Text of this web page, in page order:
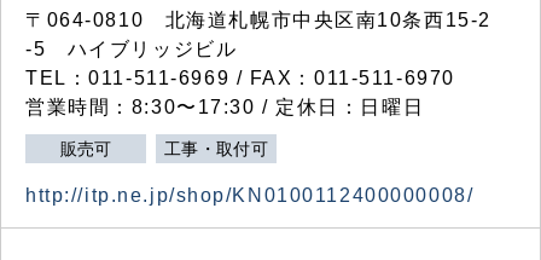
〒064-0810 北海道札幌市中央区南10条西15-2
-5 ハイブリッジビル
TEL：011-511-6969 / FAX：011-511-6970
営業時間：8:30〜17:30 / 定休日：日曜日
販売可 工事・取付可
http://itp.ne.jp/shop/KN0100112400000008/